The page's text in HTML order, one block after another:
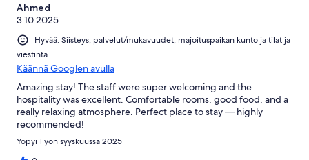
Ahmed
3.10.2025
Hyvää: Siisteys, palvelut/mukavuudet, majoituspaikan kunto ja tilat ja
viestintä
Käännä Googlen avulla
Amazing stay! The staff were super welcoming and the
hospitality was excellent. Comfortable rooms, good food, and a
really relaxing atmosphere. Perfect place to stay — highly
recommended!
Yöpyi 1 yön syyskuussa 2025